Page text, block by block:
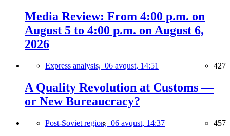
Media Review: From 4:00 p.m. on
August 5 to 4:00 p.m. on August 6,
2026
Express analysis, 06 avqust, 14:51 427
A Quality Revolution at Customs —
or New Bureaucracy?
Post-Soviet region, 06 avqust, 14:37 457